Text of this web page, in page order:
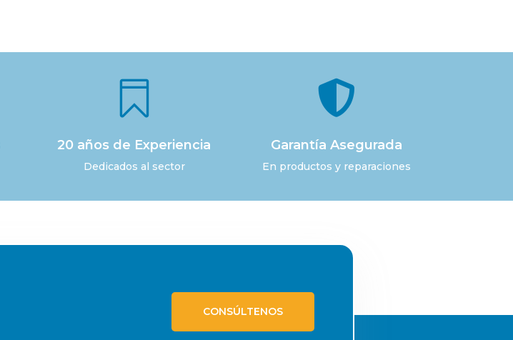

20 años de Experiencia
Dedicados al sector

Garantía Asegurada
En productos y reparaciones
CONSÚLTENOS